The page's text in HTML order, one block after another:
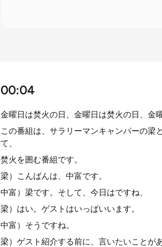
00:04
金曜日は焚火の日、金曜日は焚火の日、金
この番組は、サラリーマンキャンパーの梁
て、
焚火を囲む番組です。
梁）こんばんは、中富です。
中富）梁です。そして、今日はですね、
梁）はい。ゲストはいっぱいいます。
中富）そうですね。
梁）ゲスト紹介する前に、言いたいことが